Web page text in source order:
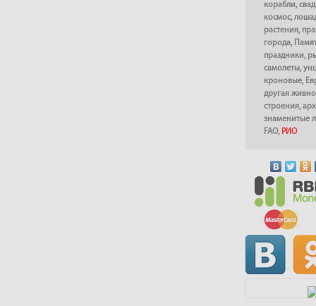
корабли,
космос,
растения,
города,
праздники,
самолеты,
кроновые,
другая
строения,
знаменитые
FAO, РИО